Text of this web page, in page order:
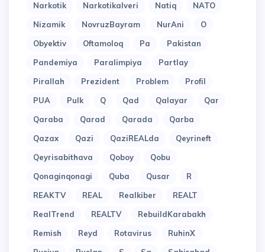
Narkotik
Narkotikalveri Natiq
NATO
Nizamik
NovruzBayram NurAni
O
Obyektiv
Oftamoloq Pa
Pakistan
Pandemiya
Paralimpiya
Partlay
Pirallah
Prezident Problem
Profil
PUA
Pulk Q Qad Qalayar
Qar
Qaraba
Qarad Qarada
Qarba
Qazax
Qazi QaziREALda
Qeyrineft
Qeyrisabithava
Qoboy
Qobu
Qonaginqonagi
Quba Qusar
R
REAKTV
REAL Realkiber
REALT
RealTrend
REALTV
RebuildKarabakh
Remish
Reyd Rotavirus
RuhinX